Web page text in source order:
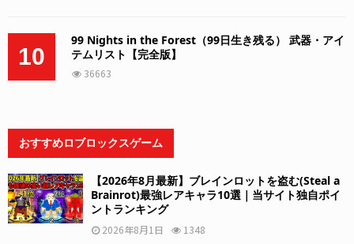
10
99 Nights in the Forest（99日生き残る） 武器・アイ
テムリスト【完全版】
36663
おすすめロブロックスゲーム
【2026年8月最新】ブレインロットを盗む(Steal a
Brainrot)最強レアキャラ10選｜当サイト独自ポイ
ントランキング
2026年8月1日 1348